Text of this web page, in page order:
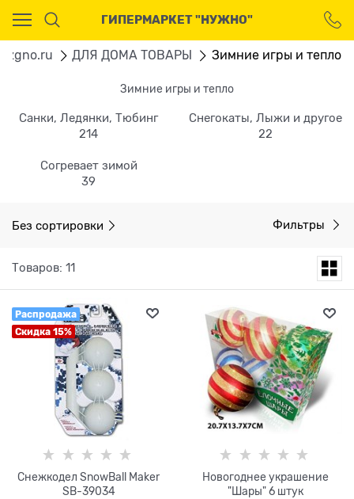
ГИПЕРМАРКЕТ "НУЖНО"
ДЛЯ ДОМА ТОВАРЫ Зимние игры и тепло
Зимние игры и тепло
Санки, Ледянки, Тюбинг
214
Снегокаты, Лыжи и другое
22
Согревает зимой
39
Без сортировки Фильтры
Товаров: 11
Распродажа
Скидка 15%
Снежкодел SnowBall Maker
SB-39034
Новогоднее украшение
"Шары" 6 штук
Ваш город - Москва,
угадали?
ДА НЕТ